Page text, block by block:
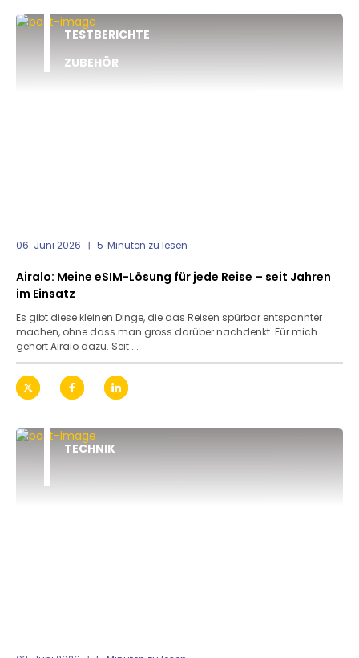
TESTBERICHTE
ZUBEHÖR
06. Juni 2026 5 Minuten zu lesen
Airalo: Meine eSIM-Lösung für jede Reise – seit Jahren
im Einsatz
Es gibt diese kleinen Dinge, die das Reisen spürbar entspannter
machen, ohne dass man gross darüber nachdenkt. Für mich
gehört Airalo dazu. Seit ...
TECHNIK